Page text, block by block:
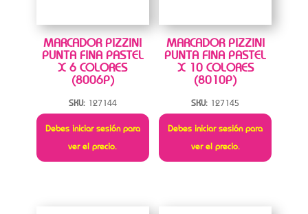
MARCADOR PIZZINI
PUNTA FINA PASTEL
X 6 COLORES
(8006P)
SKU: 127144
Debes iniciar sesión para
ver el precio.
MARCADOR PIZZINI
PUNTA FINA PASTEL
X 10 COLORES
(8010P)
SKU: 127145
Debes iniciar sesión para
ver el precio.